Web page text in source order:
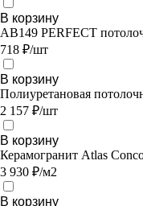
В корзину
AB149 PERFECT
718 ₽/шт
В корзину
Полиуретановая
2 157 ₽/шт
В корзину
Керамогранит Atlas
3 930 ₽/м2
В корзину